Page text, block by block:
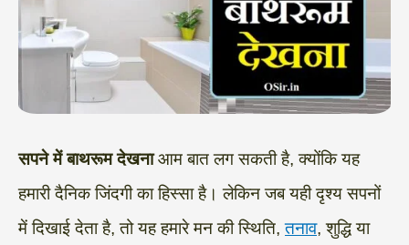
सपने में बाथरूम देखनाआम बात लग सकती है, क्योंकि यह
हमारी दैनिक जिंदगी का हिस्सा है। लेकिन जब यही दृश्य सपनों
में दिखाई देता है, तो यह हमारे मन की स्थिति,तनाव, शुद्धि या